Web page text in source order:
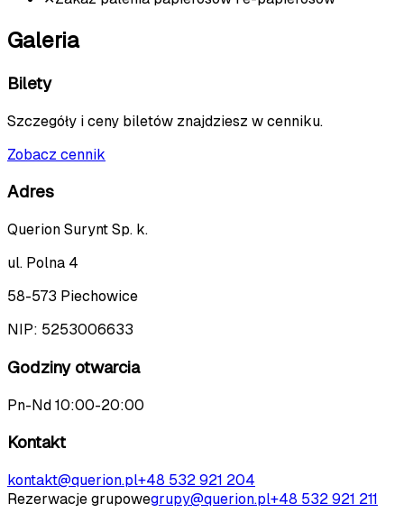
Galeria
Bilety
Szczegóły i ceny biletów znajdziesz w cenniku.
Zobacz cennik
Adres
Querion Surynt Sp. k.
ul. Polna 4
58-573 Piechowice
NIP: 5253006633
Godziny otwarcia
Pn-Nd 10:00-20:00
Kontakt
kontakt@querion.pl+48 532 921 204
Rezerwacje grupowegrupy@querion.pl+48 532 921 211